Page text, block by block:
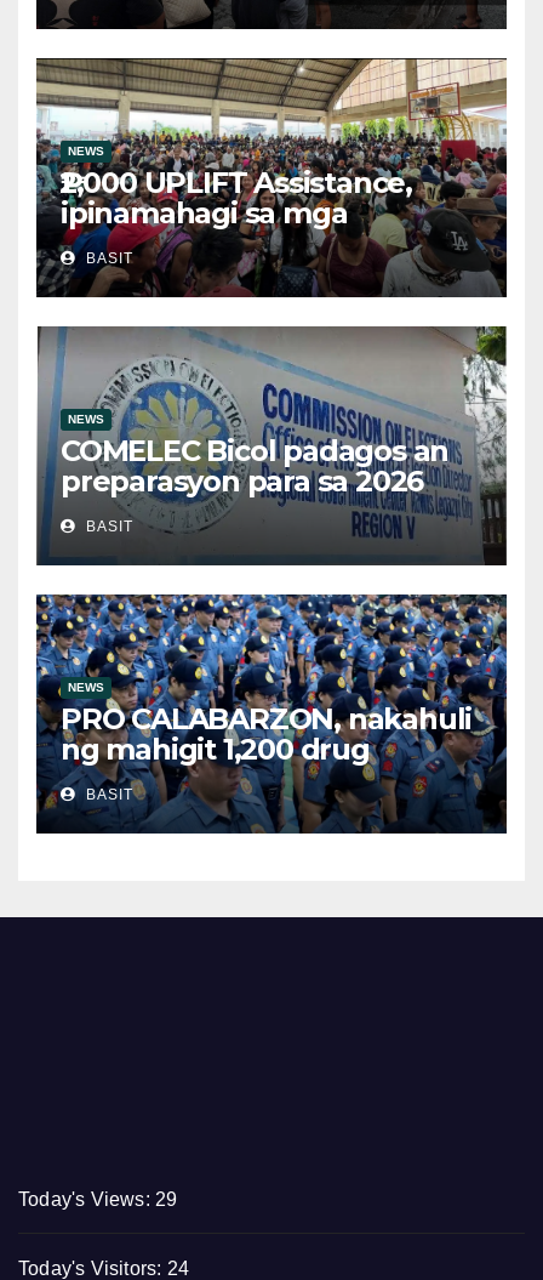
NEWS
₱2,000 UPLIFT Assistance,
ipinamahagi sa mga
kwalipikadong benepisyaryo
sa Victoria, Oriental Mindoro
BASIT
NEWS
COMELEC Bicol padagos an
preparasyon para sa 2026
BSKE
BASIT
NEWS
PRO CALABARZON, nakahuli
ng mahigit 1,200 drug
suspects at tinatayang nasa
Php29.6M halaga ng ilegal na
droga nasamsam noong
BASIT
Today's Views: 29
Today's Visitors: 24